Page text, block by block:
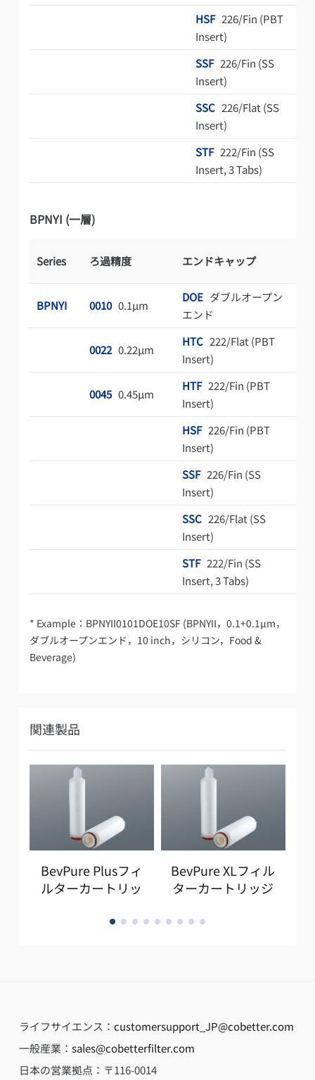
HSF226/Fin (PBT
Insert)
SSF226/Fin (SS
Insert)
SSC226/Flat (SS
Insert)
STF222/Fin (SS
Insert, 3 Tabs)
BPNYI (一層)
Series ろ過精度 エンドキャップ
BPNYI 00100.1µm
DOEダブルオープン
エンド
00220.22µm
HTC222/Flat (PBT
Insert)
00450.45µm
HTF222/Fin (PBT
Insert)
HSF226/Fin (PBT
Insert)
SSF226/Fin (SS
Insert)
SSC226/Flat (SS
Insert)
STF222/Fin (SS
Insert, 3 Tabs)
* Example：BPNYII0101DOE10SF (BPNYII，0.1+0.1µm，
ダブルオープンエンド，10 inch，シリコン，Food &
Beverage)
関連製品
BevPure Plusフィ
ルターカートリッ
BevPure XLフィル
ターカートリッジ
ライフサイエンス： customersupport_JP@cobetter.com
一般産業： sales@cobetterfilter.com
日本の営業拠点： 〒116-0014